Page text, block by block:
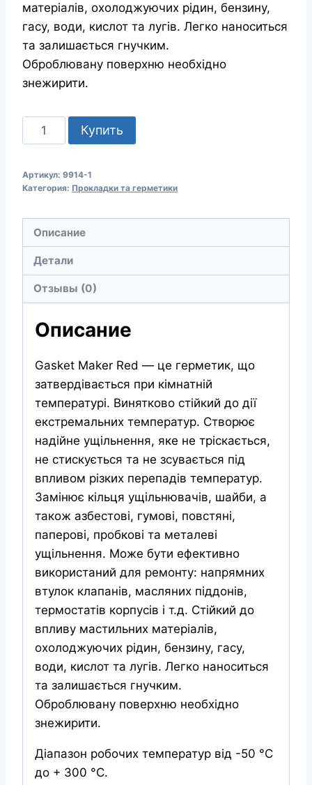
матеріалів, охолоджуючих рідин, бензину,
гасу, води, кислот та лугів. Легко наноситься
та залишається гнучким.
Оброблювану поверхню необхідно
знежирити.
Количество
товара
Gasket
Red
9914
Червоний
силіконовий
герметик
високотемпературною
до
300°C
Купить
Артикул: 9914-1
Категория: Прокладки та герметики
Описание
Детали
Отзывы (0)
Описание
Gasket Maker Red — це герметик, що
затвердівається при кімнатній
температурі. Винятково стійкий до дії
екстремальних температур. Створює
надійне ущільнення, яке не тріскається,
не стискується та не зсувається під
впливом різких перепадів температур.
Замінює кільця ущільнювачів, шайби, а
також азбестові, гумові, повстяні,
паперові, пробкові та металеві
ущільнення. Може бути ефективно
використаний для ремонту: напрямних
втулок клапанів, масляних піддонів,
термостатів корпусів і т.д. Стійкий до
впливу мастильних матеріалів,
охолоджуючих рідин, бензину, гасу,
води, кислот та лугів. Легко наноситься
та залишається гнучким.
Оброблювану поверхню необхідно
знежирити.
Діапазон робочих температур від -50 °C
до + 300 °C.